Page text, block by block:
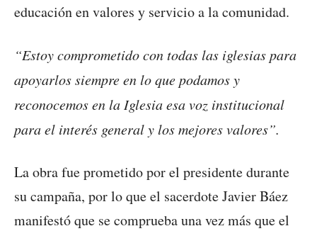
educación en valores y servicio a la comunidad.
“Estoy comprometido con todas las iglesias para
apoyarlos siempre en lo que podamos y
reconocemos en la Iglesia esa voz institucional
para el interés general y los mejores valores”.
La obra fue prometido por el presidente durante
su campaña, por lo que el sacerdote Javier Báez
manifestó que se comprueba una vez más que el